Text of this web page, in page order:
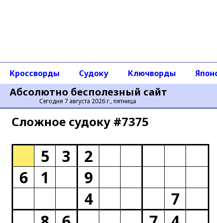
Абсолютно бесполезный сайт
Сегодня 7 августа 2026 г., пятница
Кроссворды Судоку Ключворды
Сложное cудоку #7375
5 3
2
6
1
9
4
7